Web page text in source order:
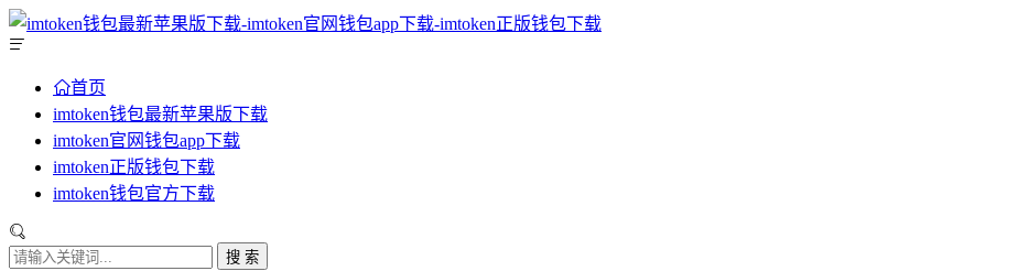
首页
imtoken钱包最新苹果版下载
imtoken官网钱包app下载
imtoken正版钱包下载
imtoken钱包官方下载
搜 索